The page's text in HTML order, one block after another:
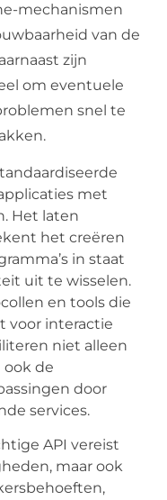
mechanismen
van de
zijn
om eventuele
snel te
met
Het laten
het creëren
in staat
uit te wisselen.
en tools die
voor interactie
niet alleen
ook de
door
services.
API vereist
maar ook